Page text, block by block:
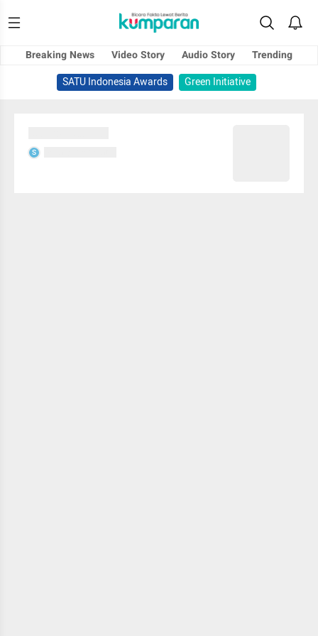
Breaking News Video Story Audio Story
Trending
SATU Indonesia Awards
Green Initiative
S